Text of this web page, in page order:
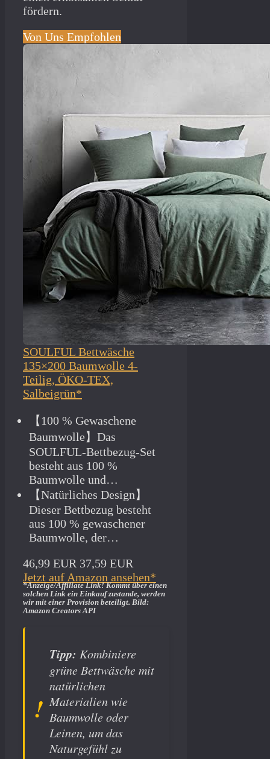
fördern.
Von Uns Empfohlen
SOULFUL Bettwäsche
135×200 Baumwolle 4-
Teilig, ÖKO-TEX,
Salbeigrün*
【100 % Gewaschene
Baumwolle】Das
SOULFUL-Bettbezug-Set
besteht aus 100 %
Baumwolle und…
【Natürliches Design】
Dieser Bettbezug besteht
aus 100 % gewaschener
Baumwolle, der…
46,99 EUR 37,59 EUR
Jetzt auf Amazon ansehen*
*Anzeige/Affiliate Link! Kommt über einen
solchen Link ein Einkauf zustande, werden
wir mit­ einer Provision beteiligt. Bild:
Amazon Creators API
Tipp: Kombiniere
grüne Bettwäsche mit
natürlichen
Materialien wie
Baumwolle oder
Leinen, um das
Naturgefühl zu